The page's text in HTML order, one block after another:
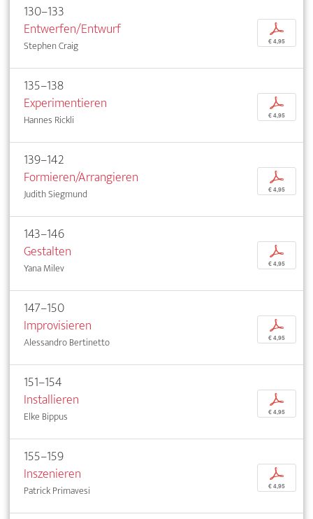
130–133
Entwerfen/Entwurf
Stephen Craig
p
€ 4,95
135–138
Experimentieren
Hannes Rickli
p
€ 4,95
139–142
Formieren/Arrangieren
Judith Siegmund
p
€ 4,95
143–146
Gestalten
Yana Milev
p
€ 4,95
147–150
Improvisieren
Alessandro Bertinetto
p
€ 4,95
151–154
Installieren
Elke Bippus
p
€ 4,95
155–159
Inszenieren
Patrick Primavesi
p
€ 4,95